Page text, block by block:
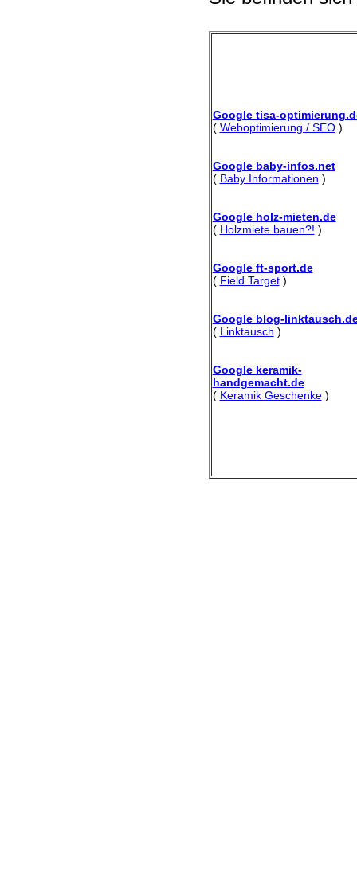
Google tisa-
( Weboptimierung / SEO)
Google baby-infos.net
( Baby Informationen )
Google holz-mieten.de
( Holzmiete bauen?! )
Google ft-sport.de
( Field Target)
Google blog-
( Linktausch )
Google keramik-
handgemacht.de
( Keramik Geschenke)